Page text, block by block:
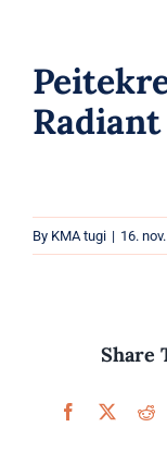
Meik
Parfüümid
By KMA tugi | 16.
Share
Facebook
X